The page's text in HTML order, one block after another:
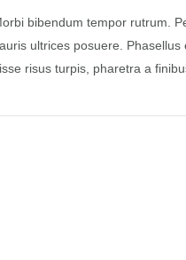
bibendum tempor rutrum.
ultrices posuere.
risus turpis, pharetra a